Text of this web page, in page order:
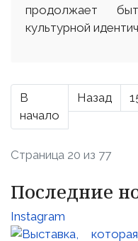
продолжает
культурной
В
начало
Назад
Страница 20 из 77
Последние
Instagram